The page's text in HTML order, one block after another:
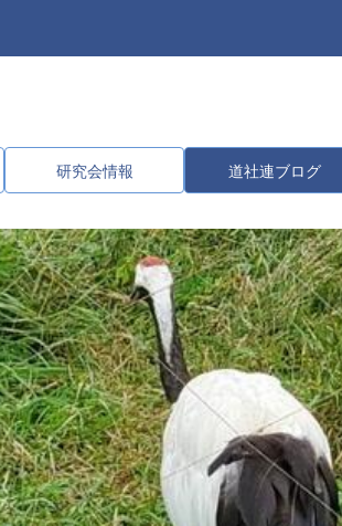
研究会情報 道社連ブログ